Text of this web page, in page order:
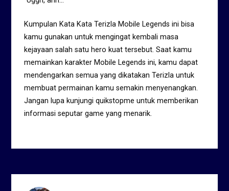
Kumpulan Kata Kata Terizla Mobile Legends ini bisa
kamu gunakan untuk mengingat kembali masa
kejayaan salah satu hero kuat tersebut. Saat kamu
memainkan karakter Mobile Legends ini, kamu dapat
mendengarkan semua yang dikatakan Terizla untuk
membuat permainan kamu semakin menyenangkan.
Jangan lupa kunjungi quikstopme untuk memberikan
informasi seputar game yang menarik.